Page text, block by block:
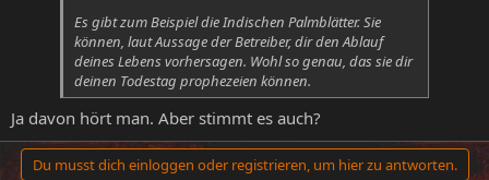
Es gibt zum Beispiel die Indischen Palmblätter. Sie
können, laut Aussage der Betreiber, dir den Ablauf
deines Lebens vorhersagen. Wohl so genau, das sie dir
deinen Todestag prophezeien können.
Ja davon hört man. Aber stimmt es auch?
Du musst dich einloggen oder registrieren, um hier zu antworten.